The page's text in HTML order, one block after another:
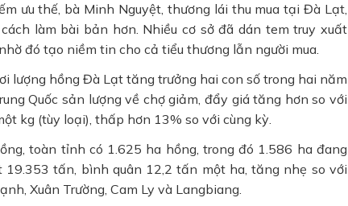
ưu thế, bà Minh Nguyệt, thương lái thu mua tại Đà Lạt,
làm bài bản hơn. Nhiều cơ sở đã dán tem truy xuất
đó tạo niềm tin cho cả tiểu thương lẫn người mua.
lượng hồng Đà Lạt tăng trưởng hai con số trong hai năm
Quốc sản lượng về chợ giảm, đẩy giá tăng hơn so với
kg (tùy loại), thấp hơn 13% so với cùng kỳ.
toàn tỉnh có 1.625 ha hồng, trong đó 1.586 ha đang
tấn, bình quân 12,2 tấn một ha, tăng nhẹ so với
Xuân Trường, Cam Ly và Langbiang.